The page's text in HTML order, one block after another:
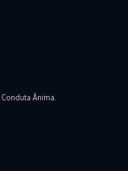
Ânima.